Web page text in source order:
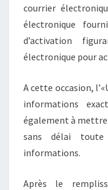
courrier
électronique
d’activation
électronique pour
A cette occasion,
informations
également à
sans délai toute
informations.
Après le